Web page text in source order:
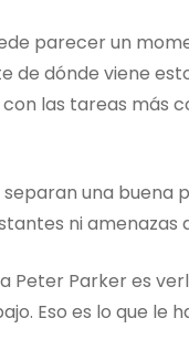
parecer un
de dónde viene
las tareas más
una buena
ni amenazas
Peter Parker es
Eso es lo que le